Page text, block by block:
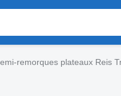
remorques plateaux Reis